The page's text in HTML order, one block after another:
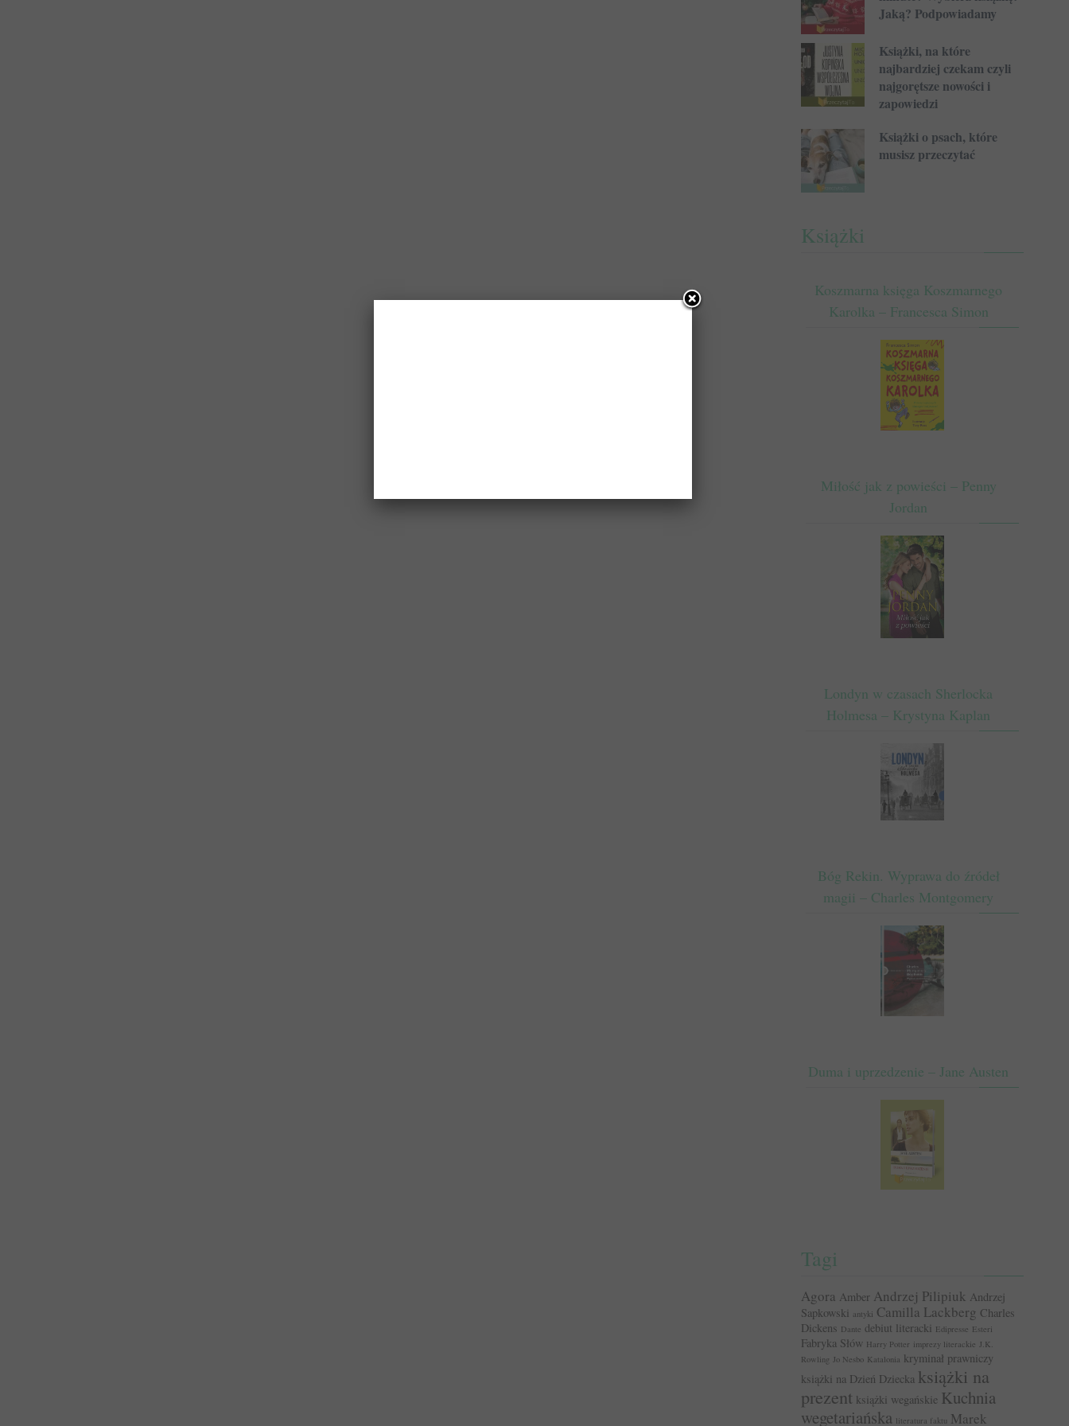
Jaką? Podpowiadamy
Książki, na które
najbardziej czekam czyli
najgorętsze nowości i
zapowiedzi
Książki o psach, które
musisz przeczytać
Książki
Koszmarna księga Koszmarnego
Karolka – Francesca Simon
Miłość jak z powieści – Penny
Jordan
Londyn w czasach Sherlocka
Holmesa – Krystyna Kaplan
Bóg Rekin. Wyprawa do źródeł
magii – Charles Montgomery
Duma i uprzedzenie – Jane Austen
Tagi
Agora Amber Andrzej Pilipiuk Andrzej
Sapkowski antyki Camilla Lackberg Charles
Dickens Dante debiut literacki Edipresse Esteri
Fabryka Słów Harry Potter imprezy literackie J.K.
Rowling Jo Nesbo Katalonia kryminał prawniczy
książki na Dzień Dziecka książki na
prezent książki wegańskie Kuchnia
wegetariańska literatura faktu Marek